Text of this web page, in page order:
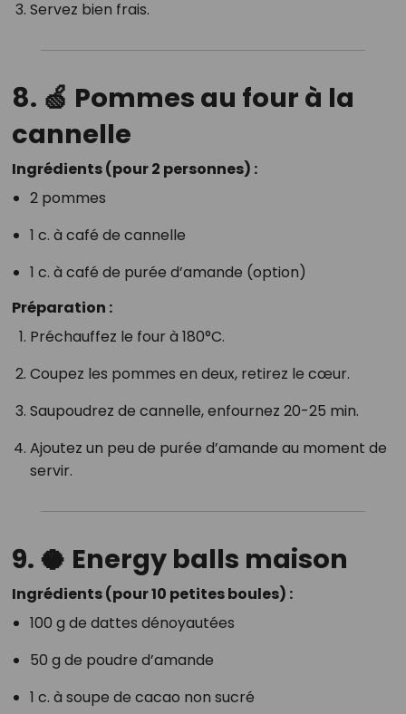
Servez bien frais.
8. 🍏 Pommes au four à la
cannelle
Ingrédients (pour 2 personnes) :
2 pommes
1 c. à café de cannelle
1 c. à café de purée d’amande (option)
Préparation :
Préchauffez le four à 180°C.
Coupez les pommes en deux, retirez le cœur.
Saupoudrez de cannelle, enfournez 20-25 min.
Ajoutez un peu de purée d’amande au moment de
servir.
9. 🥥 Energy balls maison
Ingrédients (pour 10 petites boules) :
100 g de dattes dénoyautées
50 g de poudre d’amande
1 c. à soupe de cacao non sucré